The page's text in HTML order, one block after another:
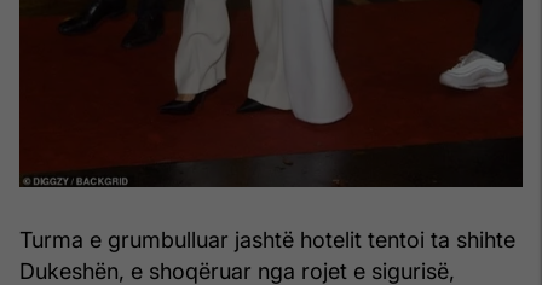
Turma e grumbulluar jashtë hotelit tentoi ta shihte
Dukeshën, e shoqëruar nga rojet e sigurisë,